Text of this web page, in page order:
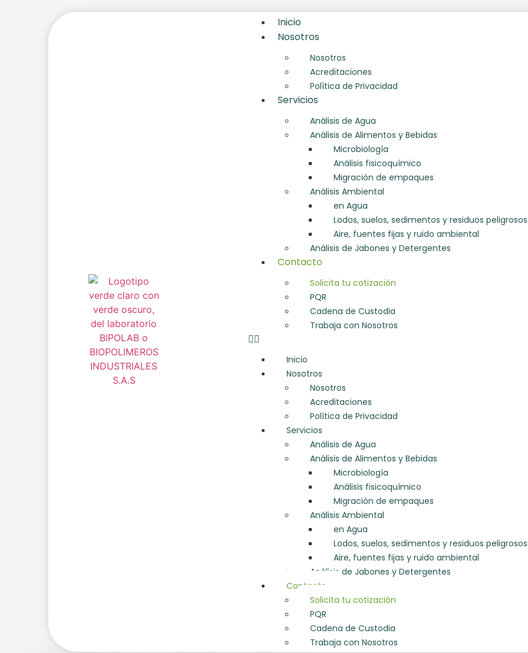
Inicio
Nosotros
Nosotros
Acreditaciones
Política de Privacidad
Servicios
Análisis de Agua
Análisis de Alimentos y Bebidas
Microbiología
Análisis fisicoquímico
Migración de empaques
Análisis Ambiental
en Agua
Lodos, suelos, sedimentos y residuos
Aire, fuentes fijas y ruido ambiental
Análisis de Jabones y Detergentes
Contacto
Solicita tu cotización
PQR
Cadena de Custodia
Trabaja con Nosotros
Inicio
Nosotros
Nosotros
Acreditaciones
Política de Privacidad
Servicios
Análisis de Agua
Análisis de Alimentos y Bebidas
Microbiología
Análisis fisicoquímico
Migración de empaques
Análisis Ambiental
en Agua
Lodos, suelos, sedimentos y residuos
Aire, fuentes fijas y ruido ambiental
Análisis de Jabones y Detergentes
Contacto
Solicita tu cotización
PQR
Cadena de Custodia
Trabaja con Nosotros